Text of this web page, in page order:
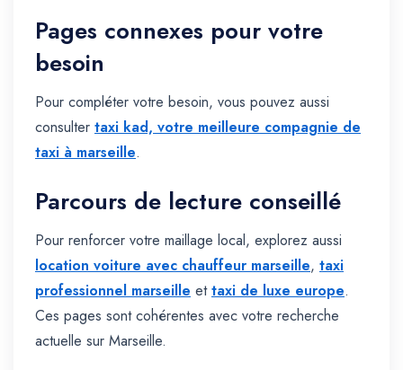
Pages connexes pour votre
besoin
Pour compléter votre besoin, vous pouvez aussi
consulter taxi kad, votre meilleure compagnie de
taxi à marseille.
Parcours de lecture conseillé
Pour renforcer votre maillage local, explorez aussi
location voiture avec chauffeur marseille, taxi
professionnel marseille ettaxi de luxe europe.
Ces pages sont cohérentes avec votre recherche
actuelle sur Marseille.